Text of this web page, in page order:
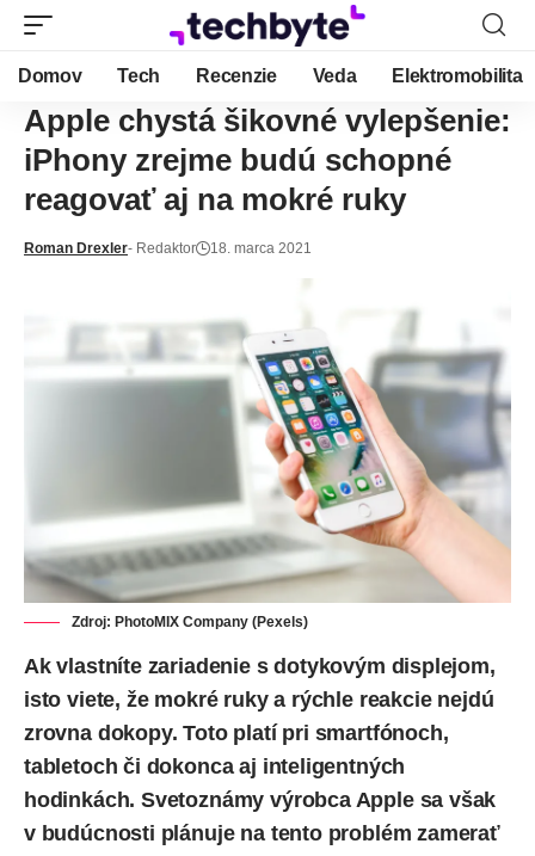
Domov Tech Recenzie Veda Elektromobilita
Apple chystá šikovné vylepšenie:
iPhony zrejme budú schopné
reagovať aj na mokré ruky
Roman Drexler- Redaktor 18. marca 2021
Zdroj: PhotoMIX Company (Pexels)
Ak vlastníte zariadenie s dotykovým displejom,
isto viete, že mokré ruky a rýchle reakcie nejdú
zrovna dokopy. Toto platí pri smartfónoch,
tabletoch či dokonca aj inteligentných
hodinkách. Svetoznámy výrobca Applesa však
v budúcnosti plánuje na tento problém zamerať